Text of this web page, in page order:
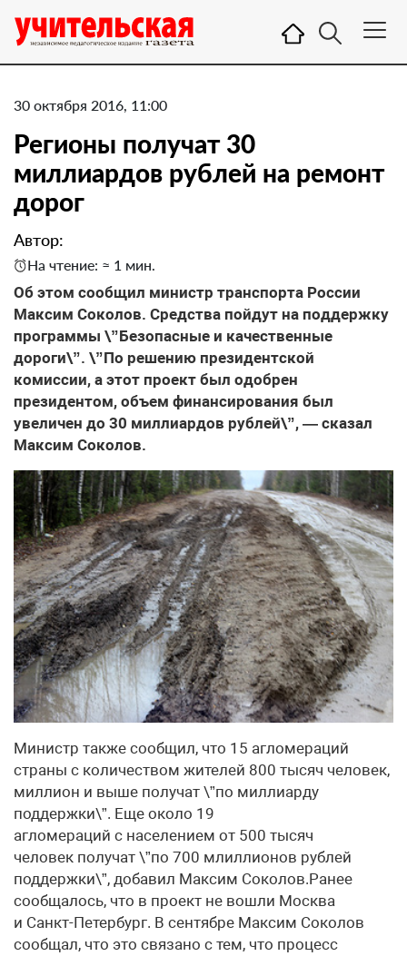
30 октября 2016, 11:00
Регионы получат 30
миллиардов рублей на ремонт
дорог
Автор:
На чтение: ≈ 1 мин.
Об этом сообщил министр транспорта России
Максим Соколов. Средства пойдут на поддержку
программы \”Безопасные и качественные
дороги\”. \”По решению президентской
комиссии, а этот проект был одобрен
президентом, объем финансирования был
увеличен до 30 миллиардов рублей\”, — сказал
Максим Соколов.
Министр также сообщил, что 15 агломераций
страны с количеством жителей 800 тысяч человек,
миллион и выше получат \”по миллиарду
поддержки\”. Еще около 19
агломераций с населением от 500 тысяч
человек получат \”по 700 млиллионов рублей
поддержки\”, добавил Максим Соколов.Ранее
сообщалось, что в проект не вошли Москва
и Санкт-Петербург. В сентябре Максим Соколов
сообщал, что это связано с тем, что процесс